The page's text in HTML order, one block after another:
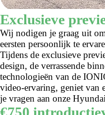
Exclusieve
Wij nodigen je graag uit
eersten persoonlijk te
Tijdens de exclusieve
design, de verrassende
technologieën van de
video-ervaring, geniet van
je vragen aan onze